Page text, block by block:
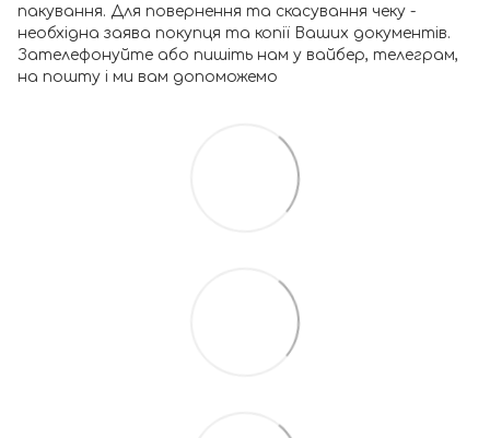
пакування. Для повернення та скасування чеку -
необхідна заява покупця та копії Ваших документів.
Зателефонуйте або пишіть нам у вайбер, телеграм,
на пошту і ми вам допоможемо